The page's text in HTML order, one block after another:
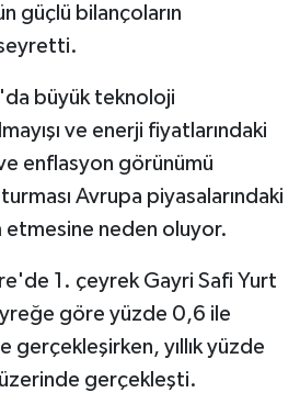
güçlü bilançoların
büyük teknoloji
ve enerji fiyatlarındaki
enflasyon görünümü
Avrupa piyasalarındaki
etmesine neden oluyor.
1. çeyrek Gayri Safi Yurt
göre yüzde 0,6 ile
gerçekleşirken, yıllık yüzde
gerçekleşti.